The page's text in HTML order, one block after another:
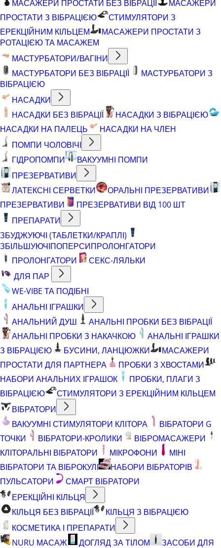
МАСАЖЕРИ ПРОСТАТИ БЕЗ ВІБРАЦІЇ
МАСАЖЕРИ
ПРОСТАТИ З ВІБРАЦІЄЮ
СТИМУЛЯТОРИ З
ЕРЕКЦІЙНИМ КІЛЬЦЕМ
МАСАЖЕРИ ПРОСТАТИ З
РОТАЦІЄЮ ТА МАСАЖЕМ
МАСТУРБАТОРИ/ВАГІНИ
МАСТУРБАТОРИ БЕЗ ВІБРАЦІЇ
МАСТУРБАТОРИ З
ВІБРАЦІЄЮ
НАСАДКИ
НАСАДКИ БЕЗ ВІБРАЦІЇ
НАСАДКИ З ВІБРАЦІЄЮ
НАСАДКИ НА ПАЛЕЦЬ
НАСАДКИ НА ЧЛЕН
ПОМПИ ЧОЛОВІЧІ
ГІДРОПОМПИ
ВАКУУМНІ ПОМПИ
ПРЕЗЕРВАТИВИ
ЛАТЕКСНІ СЕРВЕТКИ
ОРАЛЬНІ ПРЕЗЕРВАТИВИ
ПРЕЗЕРВАТИВИ
ПРЕЗЕРВАТИВИ ВІД 100 ШТ
ПРЕПАРАТИ
ЗБУДЖУЮЧІ (ТАБЛЕТКИ/КРАПЛІ)
ЗБІЛЬШУЮЧІПОПЕРСИПРОЛОНГАТОРИ
ПРОЛОНГАТОРИ
СЕКС-ЛЯЛЬКИ
ДЛЯ ПАР
WE-VIBE ТА ПОДІБНІ
АНАЛЬНІ ІГРАШКИ
АНАЛЬНИЙ ДУШ
АНАЛЬНІ ПРОБКИ БЕЗ ВІБРАЦІЇ
АНАЛЬНІ ПРОБКИ З НАКАЧКОЮ
АНАЛЬНІ ІГРАШКИ
З ВІБРАЦІЄЮ
БУСИНИ, ЛАНЦЮЖКИ
МАСАЖЕРИ
ПРОСТАТИ ДЛЯ ПАРТНЕРА
ПРОБКИ З ХВОСТАМИ
НАБОРИ АНАЛЬНИХ ІГРАШОК
ПРОБКИ, ПЛАГИ З
ВІБРАЦІЄЮ
СТИМУЛЯТОРИ З ЕРЕКЦІЙНИМ КІЛЬЦЕМ
ВІБРАТОРИ
ВАКУУМНІ СТИМУЛЯТОРИ КЛІТОРА
ВІБРАТОРИ G
ТОЧКИ
ВІБРАТОРИ-КРОЛИКИ
ВІБРОМАСАЖЕРИ
КЛІТОРАЛЬНІ ВІБРАТОРИ
МІКРОФОНИ
МІНІ
ВІБРАТОРИ ТА ВІБРОКУЛІ
НАБОРИ ВІБРАТОРІВ
ПУЛЬСАТОРИ
СМАРТ ВІБРАТОРИ
ЕРЕКЦІЙНІ КІЛЬЦЯ
КІЛЬЦЯ БЕЗ ВІБРАЦІЇ
КІЛЬЦЯ З ВІБРАЦІЄЮ
КОСМЕТИКА І ПРЕПАРАТИ
NURU МАСАЖ
ДОГЛЯД ЗА ТІЛОМ ЗАСОБИ ДЛЯ